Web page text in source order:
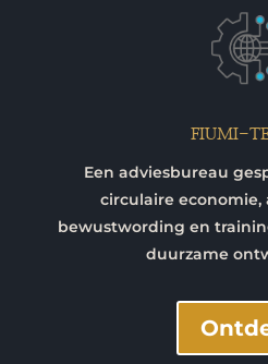
FIUMI-
Een adviesbureau
circulaire economie,
bewustwording en
duurzame